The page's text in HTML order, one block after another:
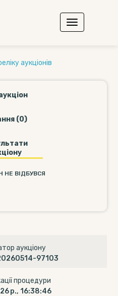
аукціонів
(0)
НЕ ВІДБУВСЯ
аукціону
97103
процедури
р., 16:38:46